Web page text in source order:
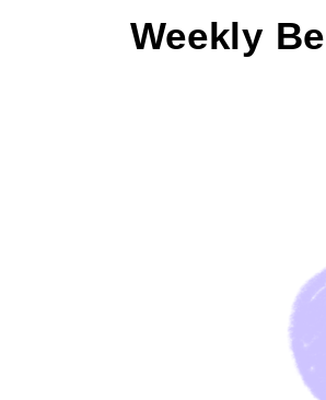
Weekly